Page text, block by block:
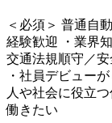
＜必須＞ 普通自
経験歓迎 ・業界
交通法規順守／
・社員デビュー
人や社会に役立
働きたい